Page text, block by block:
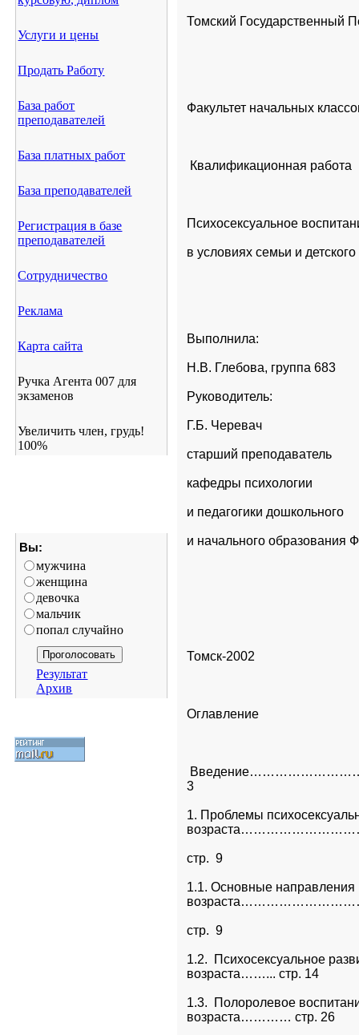
Услуги и цены
Продать Работу
База работ
преподавателей
База платных работ
База преподавателей
Регистрация в базе
преподавателей
Сотрудничество
Реклама
Карта сайта
Ручка Агента 007 для
экзаменов
Увеличить член, грудь!
100%
Вы:
мужчина
женщина
девочка
мальчик
попал случайно
Результат
Архив
Томский Государственный
Факультет начальных
Квалификационная работа
Психосексуальное
в условиях семьи и
Выполнила:
Н.В. Глебова, группа 683
Руководитель:
Г.Б. Черевач
старший преподаватель
кафедры психологии
и педагогики дошкольного
и начального образования
Томск-2002
Оглавление
3
1. Проблемы
стр.  9
1.1. Основные направления
стр.  9
1.2.  Психосексуальное
возраста……... стр. 14
1.3.  Полоролевое
возраста………… стр. 26